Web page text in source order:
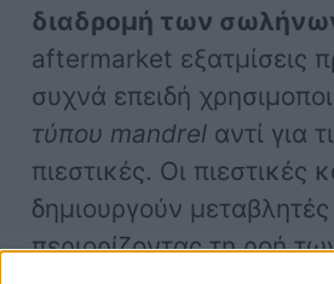
διαδρομή των
aftermarket εξατμίσεις
συχνά επειδή
τύπου mandrel αντί για
πιεστικές. Οι πιεστικές
δημιουργούν
περιορίζοντας τη ροή